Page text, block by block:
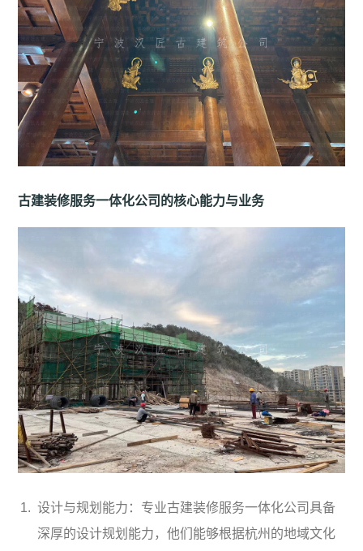
古建装修服务一体化公司的核心能力与业务
设计与规划能力：专业古建装修服务一体化公司具备
深厚的设计规划能力，他们能够根据杭州的地域文化